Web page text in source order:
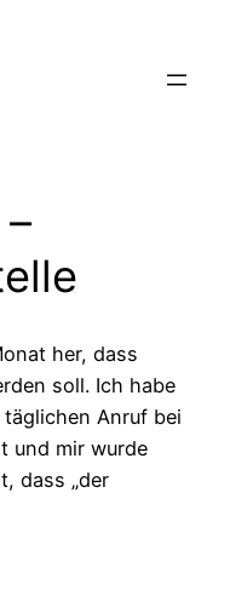
her, dass
soll. Ich habe
Anruf bei
und mir wurde
dass „der